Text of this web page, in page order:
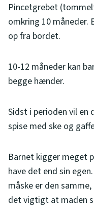
Pincetgrebet
omkring 10 måneder.
op fra bordet.
10-12 måneder kan
begge hænder.
Sidst i perioden vil en
spise med ske og
Barnet kigger meget
have det end sin
måske er den
det vigtigt at maden